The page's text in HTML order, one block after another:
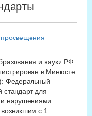
и науки РФ
в Минюсте
Федеральный
стандарт для
нарушениями
с 1